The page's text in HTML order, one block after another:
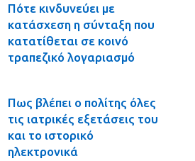
Πότε κινδυνεύει με
κατάσχεση η σύνταξη που
κατατίθεται σε κοινό
τραπεζικό λογαριασμό
Πως βλέπει ο πολίτης όλες
τις ιατρικές εξετάσεις του
και το ιστορικό
ηλεκτρονικά